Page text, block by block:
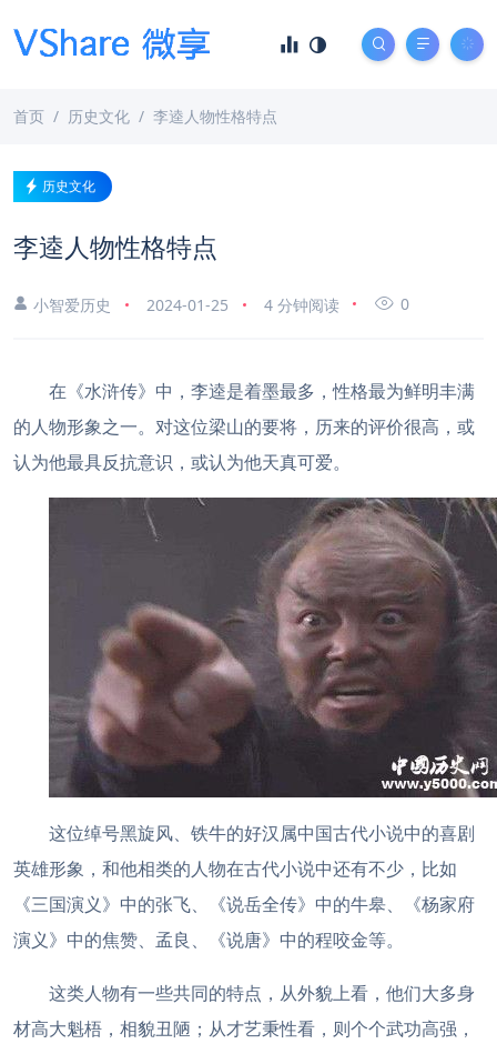
首页 历史文化 李逵人物性格特点
历史文化
李逵人物性格特点
小智爱历史 2024-01-25 4 分钟阅读 0
在《水浒传》中，李逵是着墨最多，性格最为鲜明丰满
的人物形象之一。对这位梁山的要将，历来的评价很高，或
认为他最具反抗意识，或认为他天真可爱。
这位绰号黑旋风、铁牛的好汉属中国古代小说中的喜剧
英雄形象，和他相类的人物在古代小说中还有不少，比如
《三国演义》中的张飞、《说岳全传》中的牛皋、《杨家府
演义》中的焦赞、孟良、《说唐》中的程咬金等。
这类人物有一些共同的特点，从外貌上看，他们大多身
材高大魁梧，相貌丑陋；从才艺秉性看，则个个武功高强，